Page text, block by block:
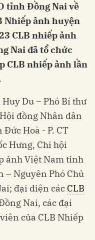
tỉnh Đồng Nai về
Nhiếp ảnh huyện
CLB nhiếp ảnh
Nai đã tổ chức
CLB nhiếp ảnh lần
Du – Phó Bí thư
đồng Nhân dân
Đức Hoà - P. CT
Hưng, Chi hội
ảnh Việt Nam tỉnh
– Nguyên Phó Chủ
đại diện các CLB
Nai, các đại
của CLB Nhiếp